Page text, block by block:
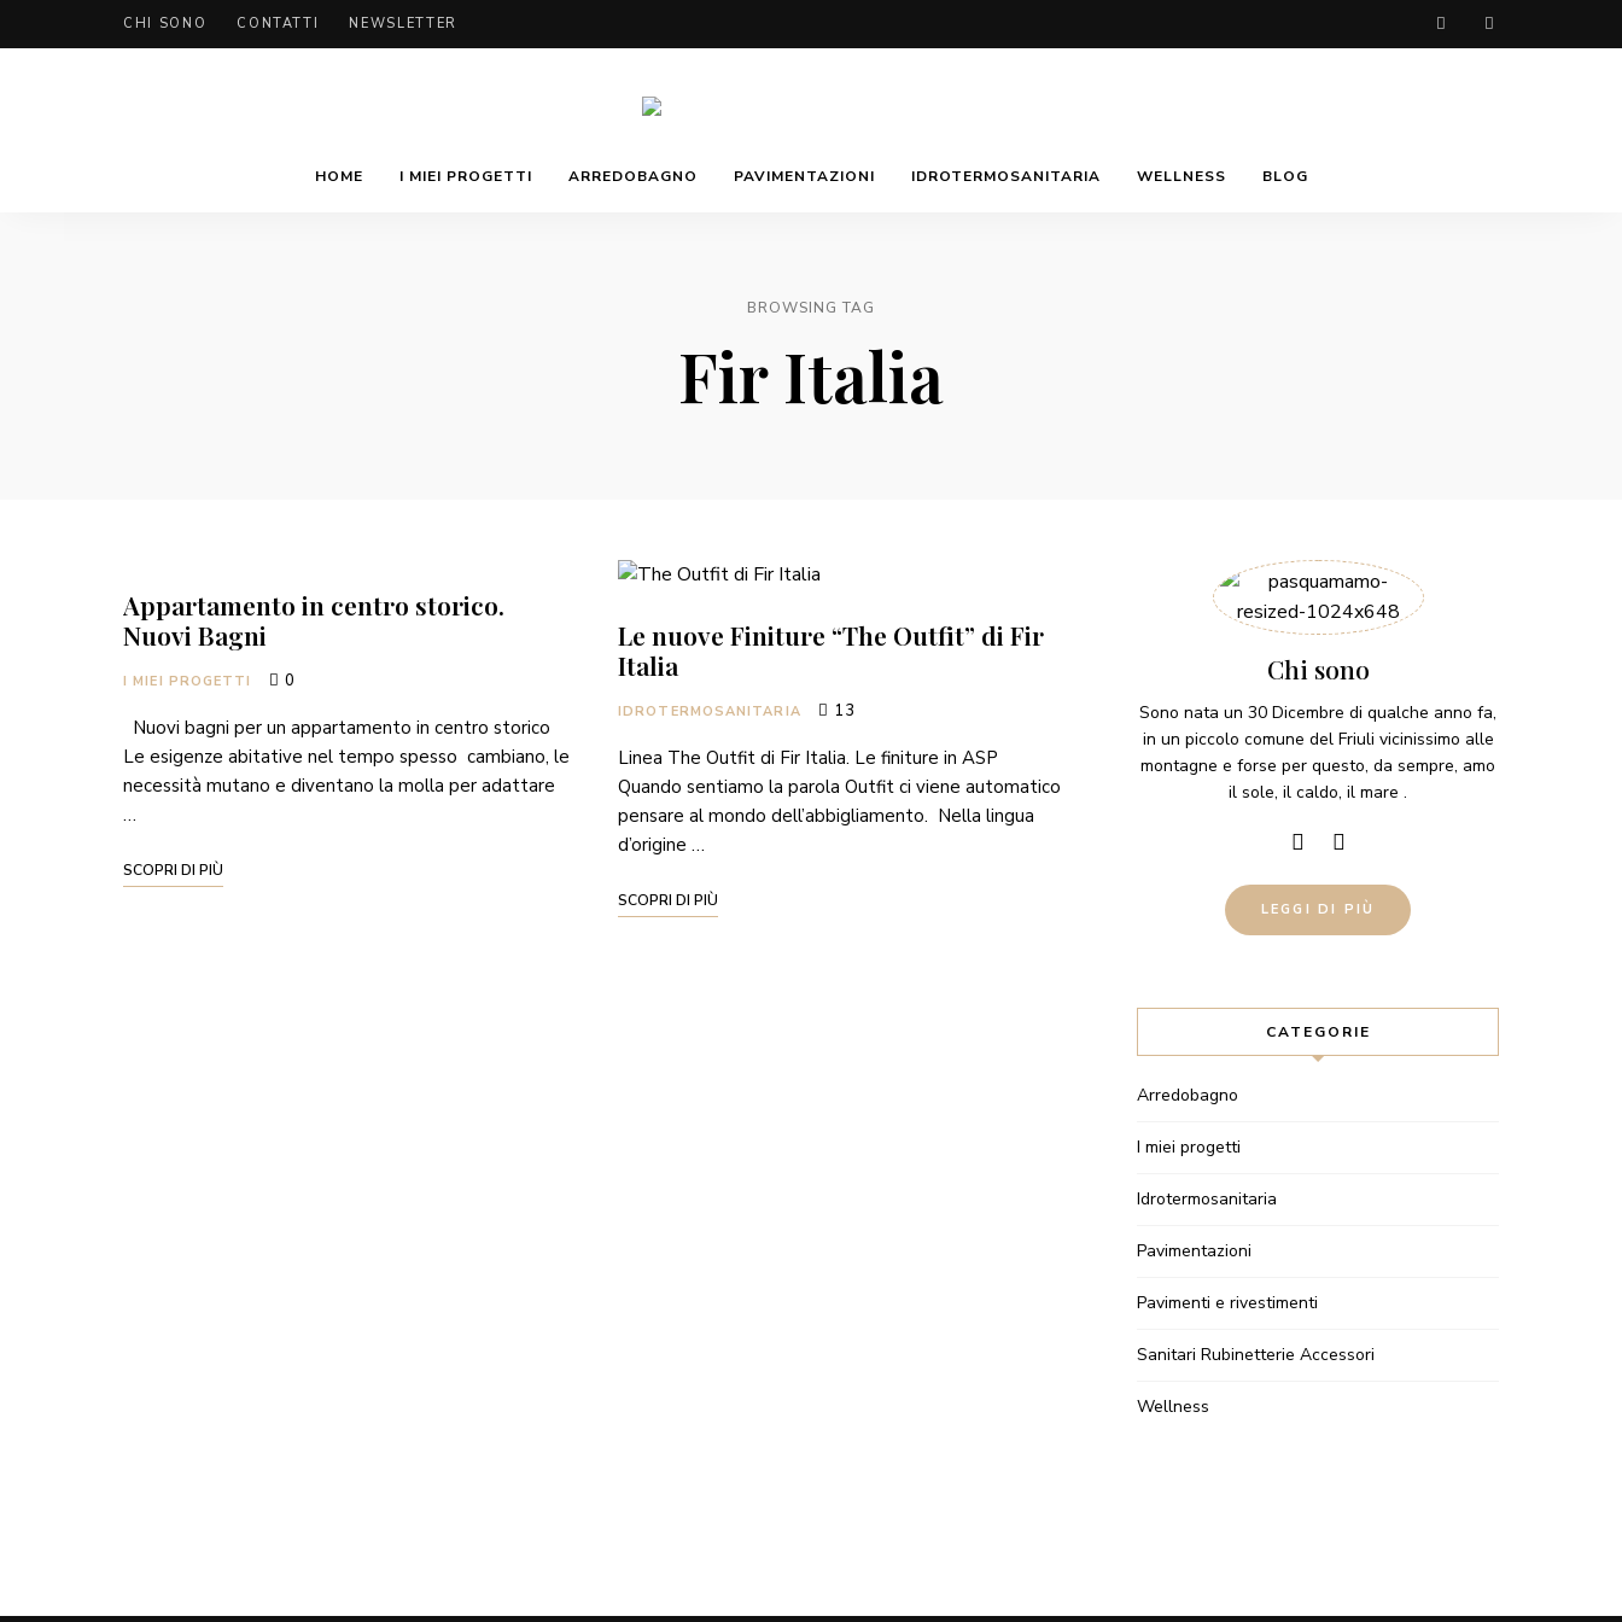
CHI SONO CONTATTI NEWSLETTER
Manuela
HOME I MIEI PROGETTI ARREDOBAGNO PAVIMENTAZIONI IDROTERMOSANITARIA WELLNESS BLOG
BROWSING TAG
Fir Italia
Appartamento in centro storico.
Nuovi Bagni
I MIEI PROGETTI 0
Nuovi bagni per un appartamento in centro storico
Le esigenze abitative nel tempo spesso cambiano, le
necessità mutano e diventano la molla per adattare
…
SCOPRI DI PIÙ
Le nuove Finiture “The Outfit” di Fir
Italia
IDROTERMOSANITARIA 13
Linea The Outfit di Fir Italia. Le finiture in ASP
Quando sentiamo la parola Outfit ci viene automatico
pensare al mondo dell’abbigliamento. Nella lingua
d’origine …
SCOPRI DI PIÙ
Chi sono
Sono nata un 30 Dicembre di qualche anno fa,
in un piccolo comune del Friuli vicinissimo alle
montagne e forse per questo, da sempre, amo
il sole, il caldo, il mare .
LEGGI DI PIÙ
CATEGORIE
Arredobagno
I miei progetti
Idrotermosanitaria
Pavimentazioni
Pavimenti e rivestimenti
Sanitari Rubinetterie Accessori
Wellness